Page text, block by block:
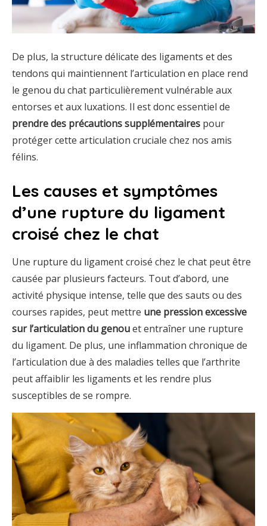
De plus, la structure délicate des ligaments et des
tendons qui maintiennent l’articulation en place rend
le genou du chat particulièrement vulnérable aux
entorses et aux luxations. Il est donc essentiel de
prendre des précautions supplémentaires pour
protéger cette articulation cruciale chez nos amis
félins.
Les causes et symptômes
d’une rupture du ligament
croisé chez le chat
Une rupture du ligament croisé chez le chat peut être
causée par plusieurs facteurs. Tout d’abord, une
activité physique intense, telle que des sauts ou des
courses rapides, peut mettre une pression excessive
sur l’articulation du genouet entraîner une rupture
du ligament. De plus, une inflammation chronique de
l’articulation due à des maladies telles que l’arthrite
peut affaiblir les ligaments et les rendre plus
susceptibles de se rompre.